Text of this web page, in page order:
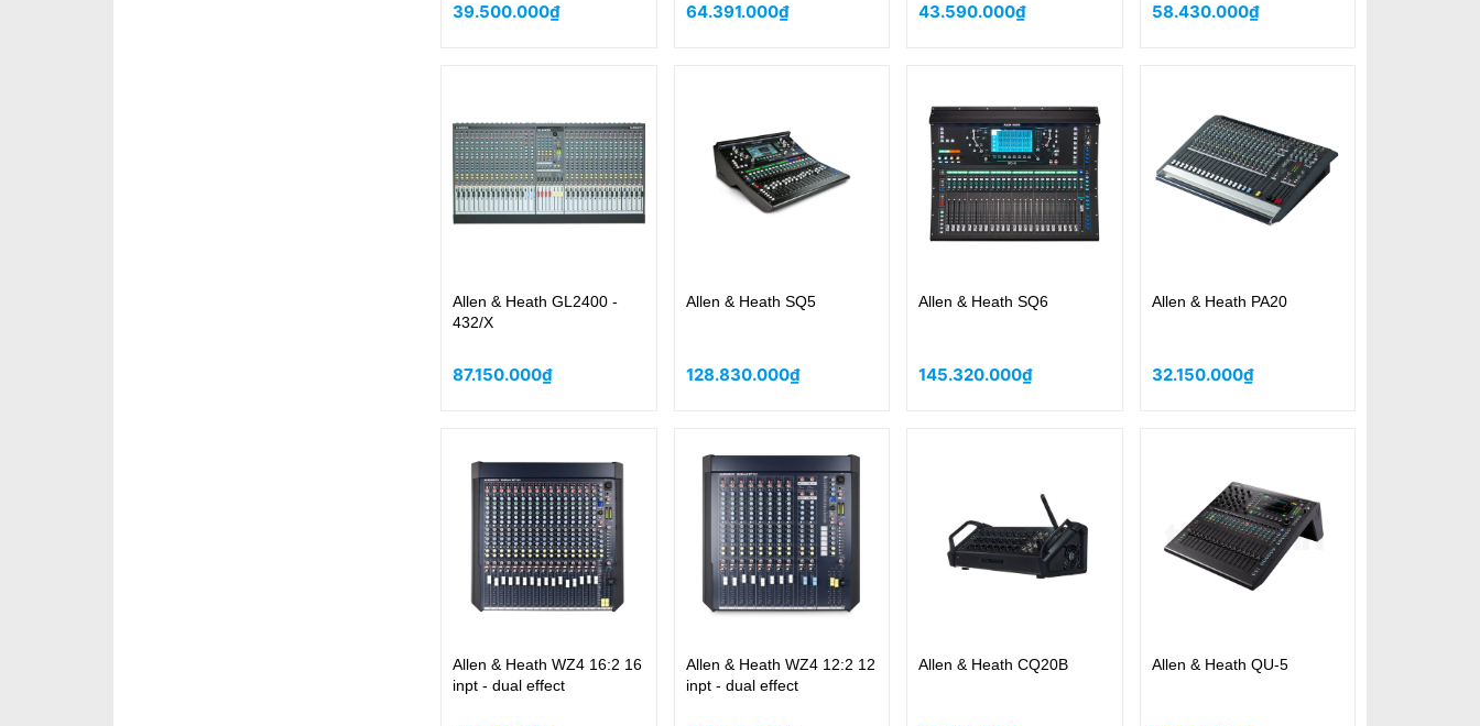
39.500.000₫ 64.391.000₫ 43.590.000₫ 58.430.000₫
Allen & Heath GL2400 -
432/X
87.150.000₫
Allen & Heath SQ5
128.830.000₫
Allen & Heath SQ6
145.320.000₫
Allen & Heath PA20
32.150.000₫
Allen & Heath WZ4 16:2 16
inpt - dual effect
Allen & Heath WZ4 12:2 12
inpt - dual effect
Allen & Heath CQ20B Allen & Heath QU-5